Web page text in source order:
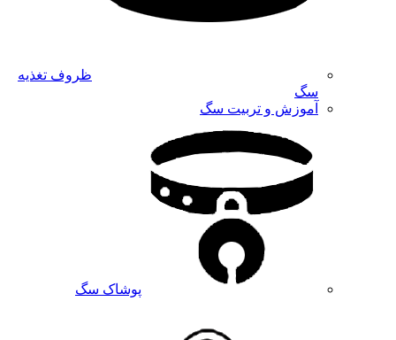
ظروف تغذیه
سگ
آموزش و تربیت سگ
پوشاک سگ